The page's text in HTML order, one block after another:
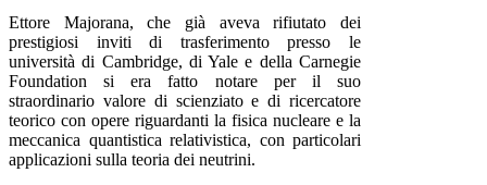
Ettore Majorana, che già aveva rifiutato dei
prestigiosi inviti di trasferimento presso le
università di Cambridge, di Yale e della Carnegie
Foundation si era fatto notare per il suo
straordinario valore di scienziato e di ricercatore
teorico con opere riguardanti la fisica nucleare e la
meccanica quantistica relativistica, con particolari
applicazioni sulla teoria dei neutrini.